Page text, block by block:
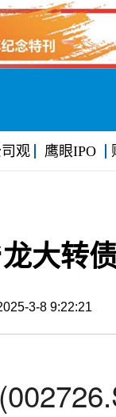
观 鹰眼IPO
大转
2025-3-8